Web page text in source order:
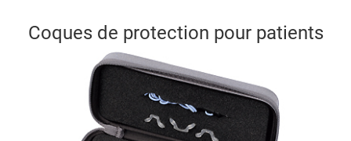
Coques de protection pour patients